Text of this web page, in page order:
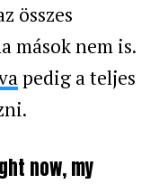
összes
mások nem is.
pedig a teljes
now, my